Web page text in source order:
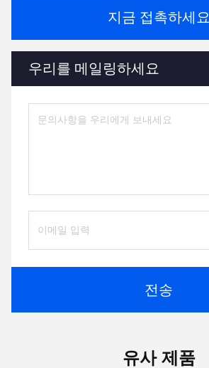
지금 접촉하세요
우리를 메일링하세요
전송
유사 제품